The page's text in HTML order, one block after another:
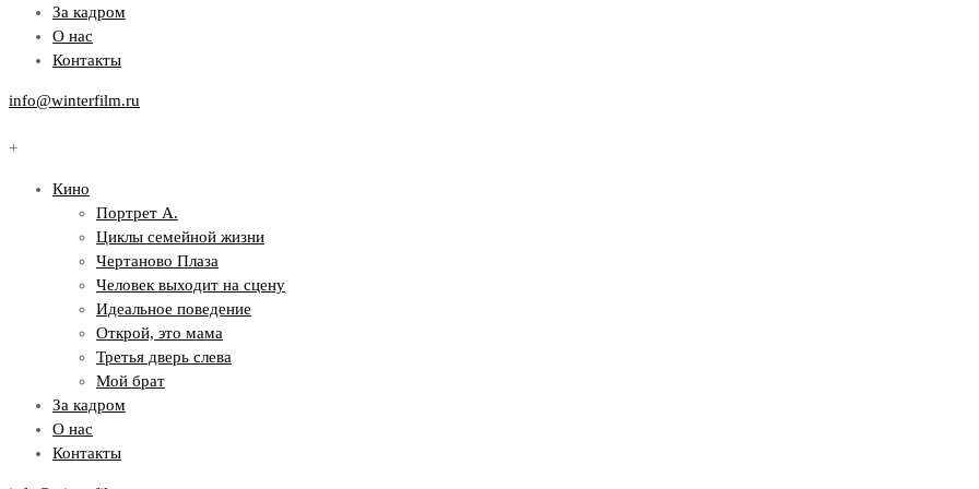
За кадром
О нас
Контакты
info@winterfilm.ru
+
Кино
Портрет А.
Циклы семейной жизни
Чертаново Плаза
Человек выходит на сцену
Идеальное поведение
Открой, это мама
Третья дверь слева
Мой брат
За кадром
О нас
Контакты